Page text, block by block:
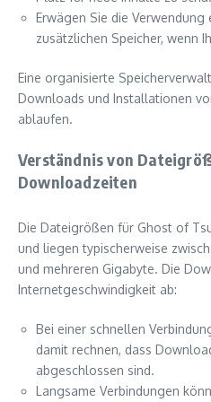
Erwägen Sie die
zusätzlichen Speicher, wenn
Eine organisierte
Downloads und Installationen
ablaufen.
Verständnis von
Downloadzeiten
Die Dateigrößen für Ghost of
und liegen typischerweise
und mehreren Gigabyte. Die
Internetgeschwindigkeit ab:
Bei einer schnellen
damit rechnen, dass
abgeschlossen sind.
Langsame Verbindungen